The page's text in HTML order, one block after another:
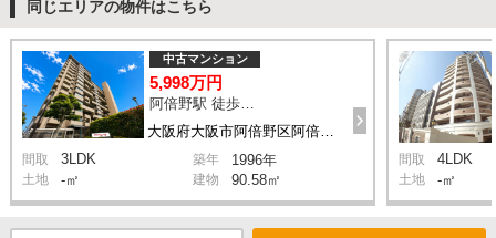
同じエリアの物件はこちら
大阪府大阪市阿倍野区阿倍野筋3丁目12-3
中古マンション
5,998万円
間取 3LDK 築年 1996年
土地 -㎡ 建物 90.58㎡
間取 4LDK
土地 -㎡